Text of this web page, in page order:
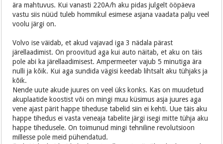
ära mahtuvus. Kui vanasti 220A/h aku pidas julgelt ööpäeva
vastu siis nüüd tuleb hommikul esimese asjana vaadata palju veel
voolu järgi on.
Volvo ise väidab, et akud vajavad iga 3 nädala pärast
järellaadimist. On proovitud aga kui auto näitab, et aku on täis
pole abi ka järellaadimisest. Ampermeeter vajub 5 minutiga ära
nulli ja kõik. Kui aga sundida vägisi keedab lihtsalt aku tühjaks ja
kõik.
Nende uute akude juures on veel üks konks. Kas on muudetud
akuplaatide koostist või on mingi muu küsimus asja juures aga
vene ajast pärit happe tiheduse tabelid siin ei kehti. Uue täis aku
happe tihedus ei vasta veneaja tabelite järgi isegi mitte tühja aku
happe tihedusele. On toimunud mingi tehniline revolutsioon
millesse pole meid pühendatud.